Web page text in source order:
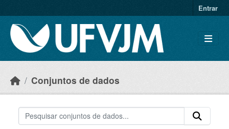
Entrar
Conjuntos de dados